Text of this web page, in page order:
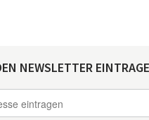
NEWSLETTER